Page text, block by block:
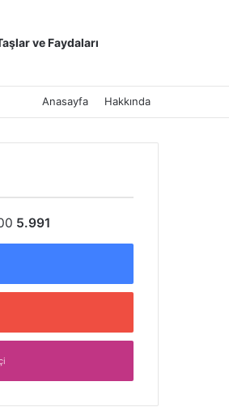
ve Faydaları
Anasayfa Hakkında
5.991